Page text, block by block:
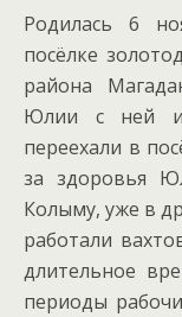
Родилась 6
посёлке
района
Юлии с ней и
переехали в
за здоровья
Колыму, уже в
работали
длительное
периоды